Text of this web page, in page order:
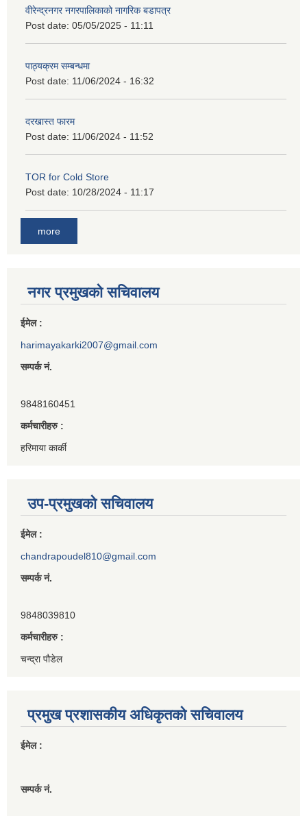
वीरेन्द्रनगर नगरपालिकाको नागरिक बडापत्र
Post date: 05/05/2025 - 11:11
पाठ्यक्रम सम्बन्धमा
Post date: 11/06/2024 - 16:32
दरखास्त फारम
Post date: 11/06/2024 - 11:52
TOR for Cold Store
Post date: 10/28/2024 - 11:17
more
नगर प्रमुखको सचिवालय
ईमेल :
harimayakarki2007@gmail.com
सम्पर्क नं.
9848160451
कर्मचारीहरु :
हरिमाया कार्की
उप-प्रमुखको सचिवालय
ईमेल :
chandrapoudel810@gmail.com
सम्पर्क नं.
9848039810
कर्मचारीहरु :
चन्द्रा पौडेल
प्रमुख प्रशासकीय अधिकृतको सचिवालय
ईमेल :
सम्पर्क नं.